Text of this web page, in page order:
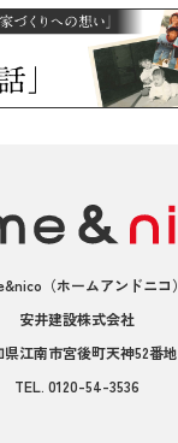
（ホームアンドニコ）
安井建設株式会社
県江南市宮後町天神52番地
TEL. 0120-54-3536